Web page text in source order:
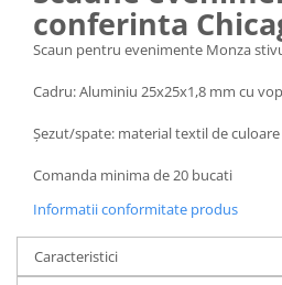
conferinta
Scaun pentru evenimente Monza
Cadru: Aluminiu 25x25x1,8 mm cu
Șezut/spate: material textil de
Comanda minima de 20 bucati
Informatii conformitate produs
Caracteristici